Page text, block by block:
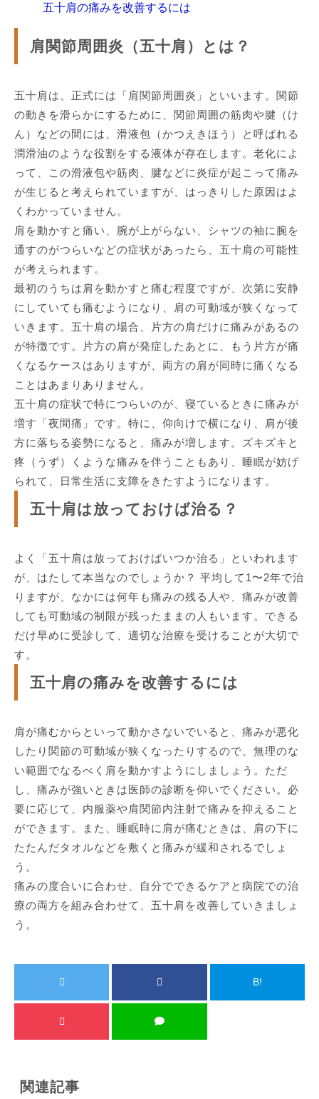
五十肩の痛みを改善するには
肩関節周囲炎（五十肩）とは？
五十肩は、正式には「肩関節周囲炎」といいます。関節
の動きを滑らかにするために、関節周囲の筋肉や腱（け
ん）などの間には、滑液包（かつえきほう）と呼ばれる
潤滑油のような役割をする液体が存在します。老化によ
って、この滑液包や筋肉、腱などに炎症が起こって痛み
が生じると考えられていますが、はっきりした原因はよ
くわかっていません。
肩を動かすと痛い、腕が上がらない、シャツの袖に腕を
通すのがつらいなどの症状があったら、五十肩の可能性
が考えられます。
最初のうちは肩を動かすと痛む程度ですが、次第に安静
にしていても痛むようになり、肩の可動域が狭くなって
いきます。五十肩の場合、片方の肩だけに痛みがあるの
が特徴です。片方の肩が発症したあとに、もう片方が痛
くなるケースはありますが、両方の肩が同時に痛くなる
ことはあまりありません。
五十肩の症状で特につらいのが、寝ているときに痛みが
増す「夜間痛」です。特に、仰向けで横になり、肩が後
方に落ちる姿勢になると、痛みが増します。ズキズキと
疼（うず）くような痛みを伴うこともあり、睡眠が妨げ
られて、日常生活に支障をきたすようになります。
五十肩は放っておけば治る？
よく「五十肩は放っておけばいつか治る」といわれます
が、はたして本当なのでしょうか？ 平均して1〜2年で治
りますが、なかには何年も痛みの残る人や、痛みが改善
しても可動域の制限が残ったままの人もいます。できる
だけ早めに受診して、適切な治療を受けることが大切で
す。
五十肩の痛みを改善するには
肩が痛むからといって動かさないでいると、痛みが悪化
したり関節の可動域が狭くなったりするので、無理のな
い範囲でなるべく肩を動かすようにしましょう。ただ
し、痛みが強いときは医師の診断を仰いでください。必
要に応じて、内服薬や肩関節内注射で痛みを抑えること
ができます。また、睡眠時に肩が痛むときは、肩の下に
たたんだタオルなどを敷くと痛みが緩和されるでしょ
う。
痛みの度合いに合わせ、自分でできるケアと病院での治
療の両方を組み合わせて、五十肩を改善していきましょ
う。
B!
関連記事